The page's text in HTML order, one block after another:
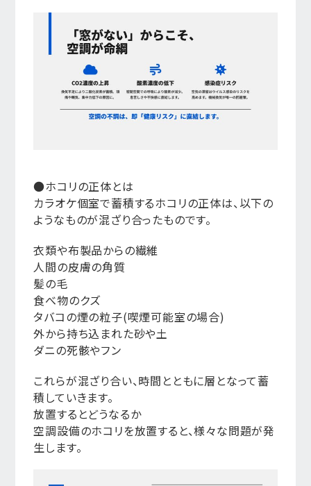
●ホコリの正体とは
カラオケ個室で蓄積するホコリの正体は、以下の
ようなものが混ざり合ったものです。
衣類や布製品からの繊維
人間の皮膚の角質
髪の毛
食べ物のクズ
タバコの煙の粒子(喫煙可能室の場合)
外から持ち込まれた砂や土
ダニの死骸やフン
これらが混ざり合い、時間とともに層となって蓄
積していきます。
放置するとどうなるか
空調設備のホコリを放置すると、様々な問題が発
生します。